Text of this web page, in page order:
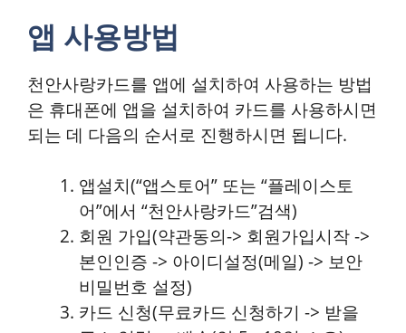
앱 사용방법
천안사랑카드를 앱에 설치하여 사용하는 방법
은 휴대폰에 앱을 설치하여 카드를 사용하시면
되는 데 다음의 순서로 진행하시면 됩니다.
앱설치(“앱스토어” 또는 “플레이스토
어”에서 “천안사랑카드”검색)
회원 가입(약관동의-> 회원가입시작 ->
본인인증 -> 아이디설정(메일) -> 보안
비밀번호 설정)
카드 신청(무료카드 신청하기 -> 받을